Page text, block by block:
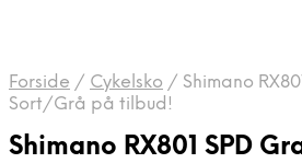
Forside / Cykelsko / Shimano
Sort/Grå på tilbud!
Shimano RX801 SPD